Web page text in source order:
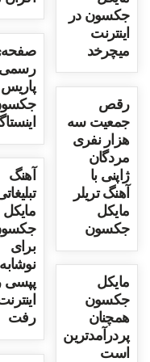
جکسون در
اینترنت
میچرخد
رسمی
پاریس
رقص
جمعیت سه
هزار نفری
مردگان
ژاپنی با
آهنگ تریلر
مایکل
جکسون
آهنگ
مایکل
برای
پپسی
رفت
مایکل
جکسون
همچنان
پردرآمدترین
است